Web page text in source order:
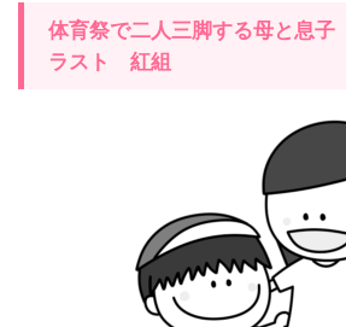
体育祭で二人三脚する母と息
ラスト 紅組